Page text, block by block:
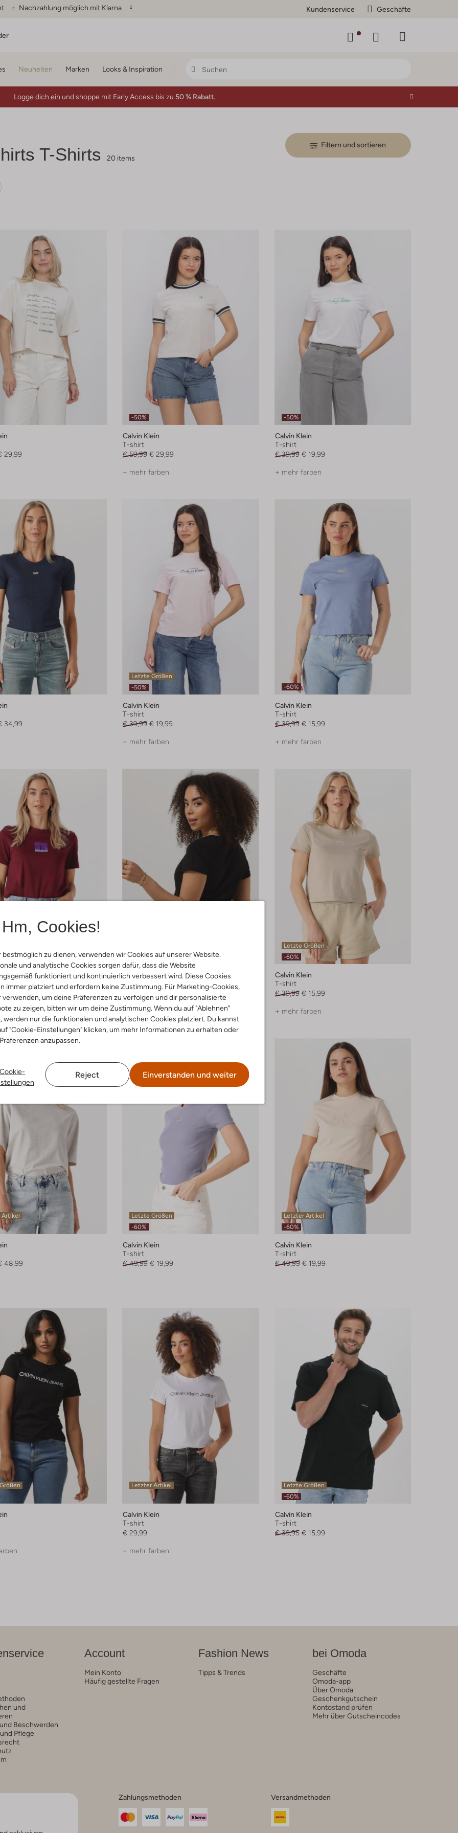
Nachzahlung möglich mit Klarna Kundenservice Geschäfte
Hm, Cookies!
bestmöglich zu dienen, verwenden wir Cookies auf unserer Website.
und analytische Cookies sorgen dafür, dass die Website
funktioniert und kontinuierlich verbessert wird. Diese Cookies
immer platziert und erfordern keine Zustimmung. Für Marketing-Cookies,
verwenden, um deine Präferenzen zu verfolgen und dir personalisierte
zu zeigen, bitten wir um deine Zustimmung. Wenn du auf "Ablehnen"
werden nur die funktionalen und analytischen Cookies platziert. Du kannst
"Cookie-Einstellungen" klicken, um mehr Informationen zu erhalten oder
anzupassen.
Cookie-
Reject Einverstanden und weiter
Neuheiten Marken Looks & Inspiration
Logge dich ein und shoppe mit Early Access bis zu 50 % Rabatt.
T-Shirts 20 items
Filtern und sortieren
29,99
-50%
Calvin Klein
T-shirt
€ 59,99 € 29,99
+ mehr farben
-50%
Calvin Klein
T-shirt
€ 39,99 € 19,99
+ mehr farben
34,99
Letzte Größen
-50%
Calvin Klein
T-shirt
€ 39,99 € 19,99
+ mehr farben
-60%
Calvin Klein
T-shirt
€ 39,99 € 15,99
+ mehr farben
20,99
Calvin Klein
T-shirt
€ 39,99
Letzte Größen
-60%
Calvin Klein
T-shirt
€ 39,99 € 15,99
+ mehr farben
Artikel
48,99
Letzte Größen
-60%
Calvin Klein
T-shirt
€ 49,99 € 19,99
Letzter Artikel
-60%
Calvin Klein
T-shirt
€ 49,99 € 19,99
Letzter Artikel
Calvin Klein
T-shirt
€ 29,99
+ mehr farben
Letzte Größen
-60%
Calvin Klein
T-shirt
€ 39,95 € 15,99
und
Beschwerden
Pflege
Account
Mein Konto
Häufig gestellte Fragen
Fashion News
Tipps & Trends
bei Omoda
Geschäfte
Omoda-app
Über Omoda
Geschenkgutschein
Kontostand prüfen
Mehr über Gutscheincodes
Zahlungsmethoden Versandmethoden